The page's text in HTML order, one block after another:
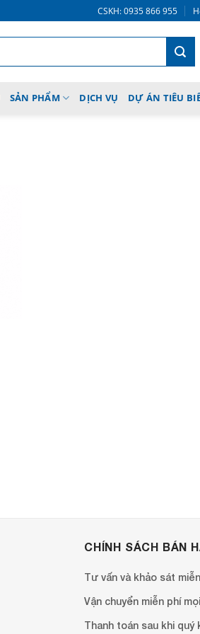
CSKH: 0935 866 955
SẢN PHẨM DỊCH VỤ DỰ ÁN TIÊU
CHÍNH SÁCH BÁN
Tư vấn và khảo sát
Vận chuyển miễn phí
Thanh toán sau khi quý